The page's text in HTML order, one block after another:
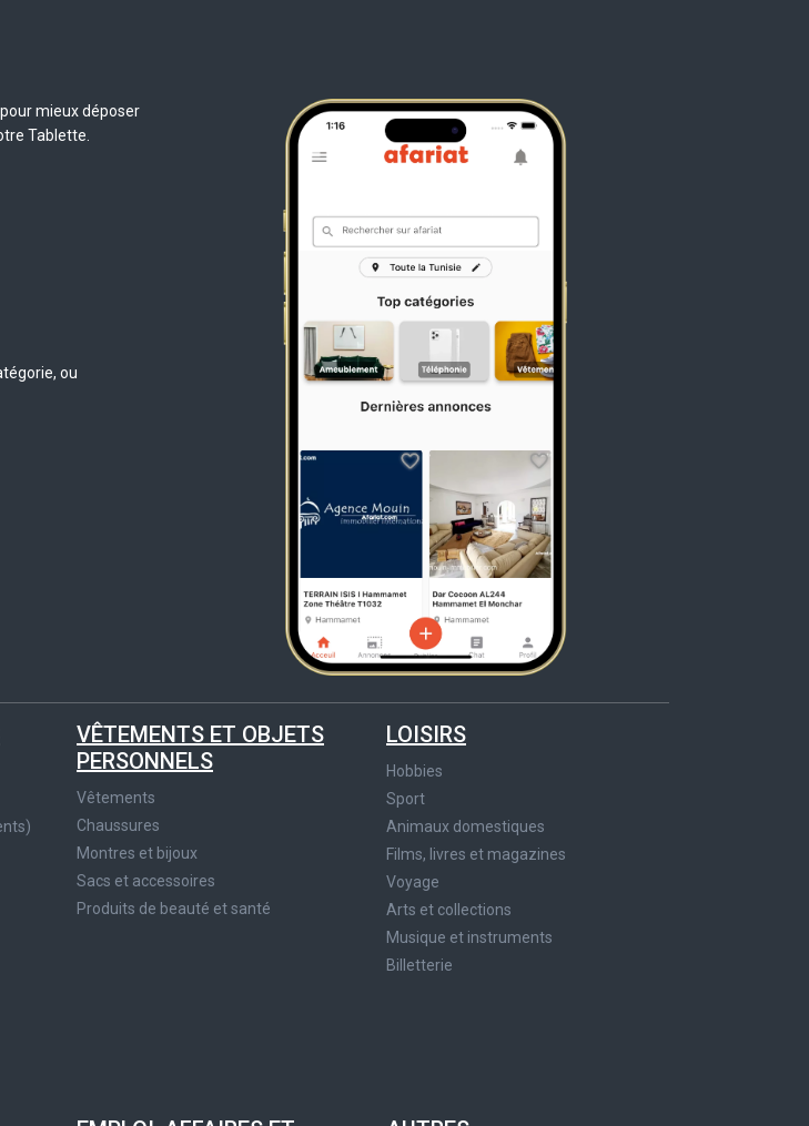
mieux déposer
Tablette.
ou
VÊTEMENTS ET OBJETS
PERSONNELS
Vêtements
Chaussures
Montres et bijoux
Sacs et accessoires
Produits de beauté et santé
LOISIRS
Hobbies
Sport
Animaux domestiques
Films, livres et magazines
Voyage
Arts et collections
Musique et instruments
Billetterie